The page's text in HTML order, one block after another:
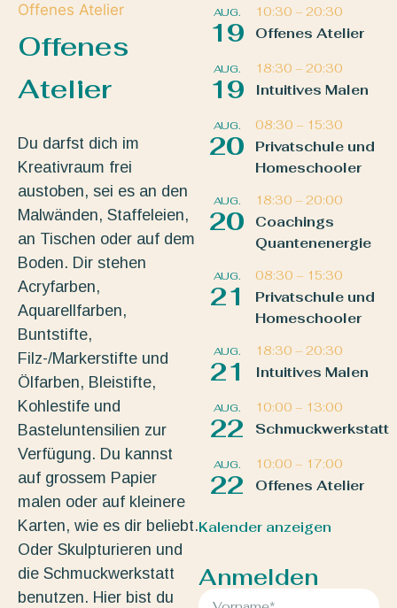
Offenes Atelier
Offenes
Atelier
Du darfst dich im
Kreativraum frei
austoben, sei es an den
Malwänden, Staffeleien,
an Tischen oder auf dem
Boden. Dir stehen
Acryfarben,
Aquarellfarben,
Buntstifte,
Filz-/Markerstifte und
Ölfarben, Bleistifte,
Kohlestife und
Basteluntensilien zur
Verfügung. Du kannst
auf grossem Papier
malen oder auf kleinere
Karten, wie es dir beliebt.
Oder Skulpturieren und
die Schmuckwerkstatt
benutzen. Hier bist du
AUG.
19
10:30 – 20:30
Offenes Atelier
AUG.
19
18:30 – 20:30
Intuitives Malen
AUG.
20
08:30 – 15:30
Privatschule und
Homeschooler
AUG.
20
18:30 – 20:00
Coachings
Quantenenergie
AUG.
21
08:30 – 15:30
Privatschule und
Homeschooler
AUG.
21
18:30 – 20:30
Intuitives Malen
AUG.
22
10:00 – 13:00
Schmuckwerkstatt
AUG.
22
10:00 – 17:00
Offenes Atelier
Kalender anzeigen
Anmelden